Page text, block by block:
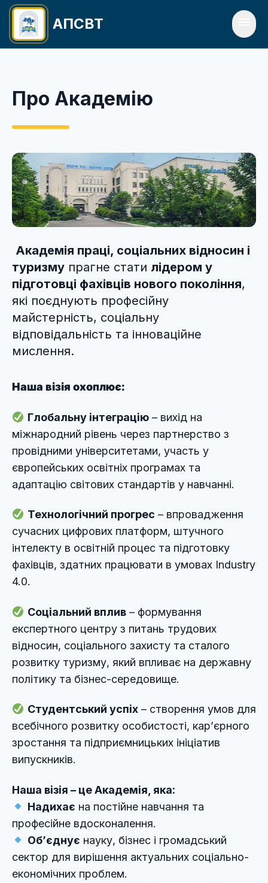
Перейти до вмісту
АПСВТ
Про Академію
Академія праці, соціальних відносин і
туризму прагне стати лідером у
підготовці фахівців нового покоління,
які поєднують професійну
майстерність, соціальну
відповідальність та інноваційне
мислення.
Наша візія охоплює:
Глобальну інтеграцію– вихід на
міжнародний рівень через партнерство з
провідними університетами, участь у
європейських освітніх програмах та
адаптацію світових стандартів у навчанні.
Технологічний прогрес – впровадження
сучасних цифрових платформ, штучного
інтелекту в освітній процес та підготовку
фахівців, здатних працювати в умовах Industry
4.0.
Соціальний вплив– формування
експертного центру з питань трудових
відносин, соціального захисту та сталого
розвитку туризму, який впливає на державну
політику та бізнес-середовище.
Студентський успіх– створення умов для
всебічного розвитку особистості, кар’єрного
зростання та підприємницьких ініціатив
випускників.
Наша візія – це Академія, яка:
Надихає на постійне навчання та
професійне вдосконалення.
Об’єднує науку, бізнес і громадський
сектор для вирішення актуальних соціально-
економічних проблем.